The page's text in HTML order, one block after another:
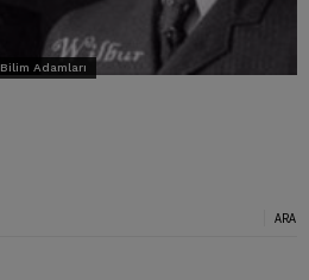
Bilim Adamları